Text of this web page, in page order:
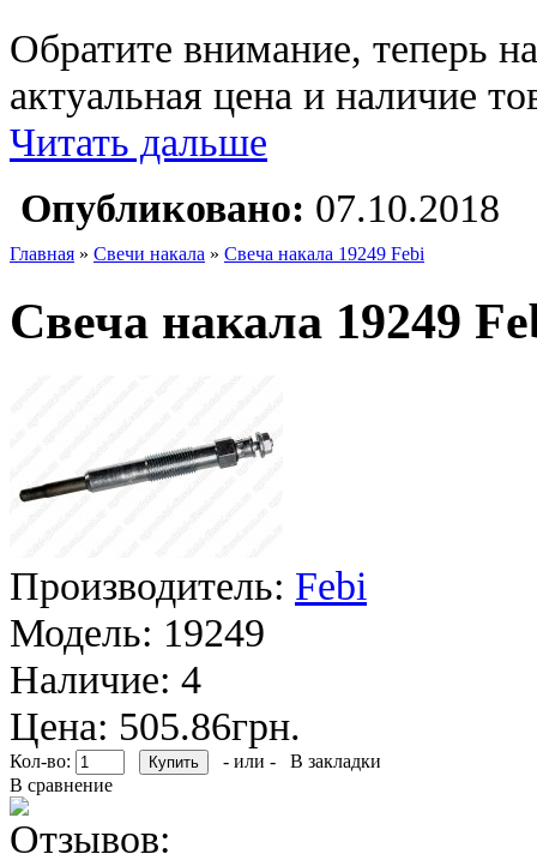
Обратите внимание, теперь
актуальная цена и наличие
Читать дальше
Опубликовано: 07.10.2018
Главная » Свечи накала » Свеча накала 19249 Febi
Свеча накала 19249
Производитель: Febi
Модель: 19249
Наличие: 4
Цена: 505.86грн.
Кол-во: - или -
В закладки
В сравнение